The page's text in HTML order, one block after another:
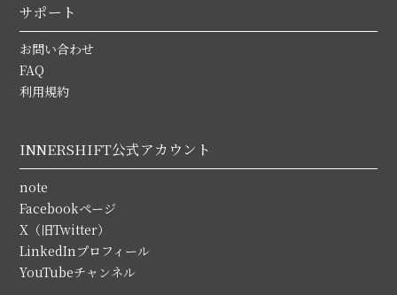
サポート
お問い合わせ
FAQ
利用規約
INNERSHIFT公式アカウント
note
Facebookページ
X（旧Twitter）
LinkedInプロフィール
YouTubeチャンネル